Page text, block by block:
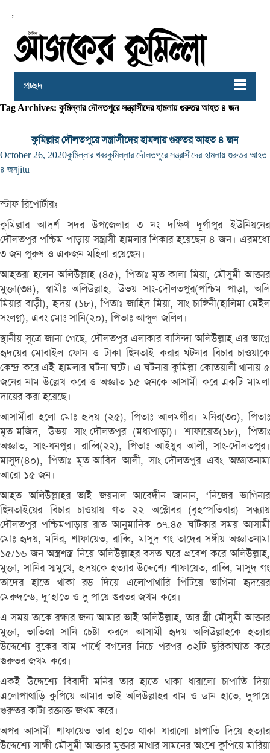
,
প্রচ্ছদ
Tag Archives: কুমিল্লার দৌলতপুরে সন্ত্রাসীদের হামলায় গুরুতর আহত ৪ জন
কুমিল্লার দৌলতপুরে সন্ত্রাসীদের হামলায় গুরুতর আহত ৪ জন
October 26, 2020কুমিল্লার খবরকুমিল্লার দৌলতপুরে সন্ত্রাসীদের হামলায় গুরুতর আহত
৪ জনjitu
স্টাফ রিপোর্টারঃ
কুমিল্লার আদর্শ সদর উপজেলার ৩ নং দক্ষিণ দূর্গাপুর ইউনিয়নের
দৌলতপুর পশ্চিম পাড়ায় সন্ত্রাসী হামলার শিকার হয়েছেন ৪ জন। এরমধ্যে
৩ জন পুরুষ ও একজন মহিলা রয়েছেন।
আহতরা হলেন অলিউল্লাহ (৪৫), পিতাঃ মৃত-কালা মিয়া, মৌসুমী আক্তার
মুক্তা(৩৪), স্বামীঃ অলিউল্লাহ, উভয় সাং-দৌলতপুর(পশ্চিম পাড়া, অলি
মিয়ার বাড়ী), হৃদয় (১৮), পিতাঃ জাহিদ মিয়া, সাং-চাঙ্গিনী(হালিমা মেইল
সংলগ্ন), এবং মোঃ সানি(২০), পিতাঃ আব্দুল জলিল।
স্থানীয় সূত্রে জানা গেছে, দৌলতপুর এলাকার বাসিন্দা অলিউল্লাহ এর ভাগ্নে
হৃদয়ের মোবাইল ফোন ও টাকা ছিনতাই করার ঘটনার বিচার চাওয়াকে
কেন্দ্র করে এই হামলার ঘটনা ঘটে। এ ঘটনায় কুমিল্লা কোতয়ালী থানায় ৫
জনের নাম উল্লেখ করে ও অজ্ঞাত ১৫ জনকে আসামী করে একটি মামলা
দায়ের করা হয়েছে।
আসামীরা হলো মোঃ হৃদয় (২৫), পিতাঃ আলমগীর। মনির(৩০), পিতাঃ
মৃত-মজিদ, উভয় সাং-দৌলতপুর (মধ্যপাড়া)। শাফায়েত(১৮), পিতাঃ
অজ্ঞাত, সাং-ধনপুর। রাব্বি(২২), পিতাঃ আইয়ুব আলী, সাং-দৌলতপুর।
মাসুদ(৪০), পিতাঃ মৃত-আবিদ আলী, সাং-দৌলতপুর এবং অজ্ঞাতনামা
আরো ১৫ জন।
আহত অলিউল্লাহর ভাই জয়নাল আবেদীন জানান, ‘নিজের ভাগিনার
ছিনতাইয়ের বিচার চাওয়ায় গত ২২ অক্টোবর (বৃহস্পতিবার) সন্ধ্যায়
দৌলতপুর পশ্চিমপাড়ায় রাত আনুমানিক ০৭.৪৫ ঘটিকার সময় আসামী
মোঃ হৃদয়, মনির, শাফায়েত, রাব্বি, মাসুদ গং তাদের সঙ্গীয় অজ্ঞাতনামা
১৫/১৬ জন অস্ত্রশস্ত্র নিয়ে অলিউল্লাহর বসত ঘরে প্রবেশ করে অলিউল্লাহ,
মুক্তা, সানির স্মমুখে, হৃদয়কে হত্যার উদ্দেশ্যে শাফায়েত, রাব্বি, মাসুদ গং
তাদের হাতে থাকা রড দিয়ে এলোপাথারি পিটিয়ে ভাগিনা হৃদয়ের
মেরুদন্ডে, দু’হাতে ও দু পায়ে গুরতর জখম করে।
এ সময় তাকে রক্ষার জন্য আমার ভাই অলিউল্লাহ, তার স্ত্রী মৌসুমী আক্তার
মুক্তা, ভাতিজা সানি চেষ্টা করলে আসামী হৃদয় অলিউল্লাহকে হত্যার
উদ্দেশ্যে বুকের বাম পার্শ্বে বগলের নিচে পরপর ০২টি ছুরিকাঘাত করে
গুরুতর জখম করে।
একই উদ্দেশ্যে বিবাদী মনির তার হাতে থাকা ধারালো চাপাতি দিয়া
এলোপাথাড়ি কুপিয়ে আমার ভাই অলিউল্লাহর বাম ও ডান হাতে, দুপায়ে
গুরুতর কাটা রক্তাক্ত জখম করে।
অপর আসামী শাফায়েত তার হাতে থাকা ধারালো চাপাতি দিয়ে হত্যার
উদ্দেশ্যে সাক্ষী মৌসুমী আক্তার মুক্তার মাথার সামনের অংশে কুপিয়ে মারিয়া